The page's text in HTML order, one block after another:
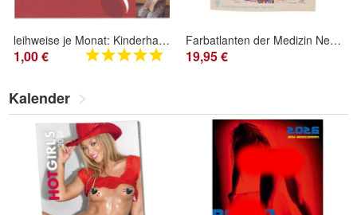
leihweise je Monat: Kinderharfe spielen - Anregungen für Eltern und Erzieherinnen
1,00 €
Farbatlanten der Medizin Nervensystem 1 Neuroanatomie und Physiologie Thieme
19,95 €
Kalender